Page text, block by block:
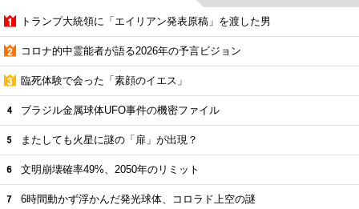
トランプ大統領に「エイリアン発表原稿」を渡した男
コロナ的中霊能者が語る2026年の予言ビジョン
臨死体験で会った「素顔のイエス」
ブラジル金属球体UFO事件の機密ファイル
またしても火星に謎の「扉」が出現？
文明崩壊確率49%、2050年のリミット
6時間動かず浮かんだ発光球体、コロラド上空の謎